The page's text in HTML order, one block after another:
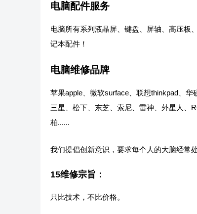
电脑配件服务
电脑所有系列液晶屏、键盘、屏轴、高压板
记本配件！
电脑维修品牌
苹果apple、微软surface、联想thinkpad、华
三星、松下、东芝、索尼、雷神、外星人、
柏......
我们提倡创新意识，要求每个人的大脑经常
15维修宗旨：
只比技术，不比价格。